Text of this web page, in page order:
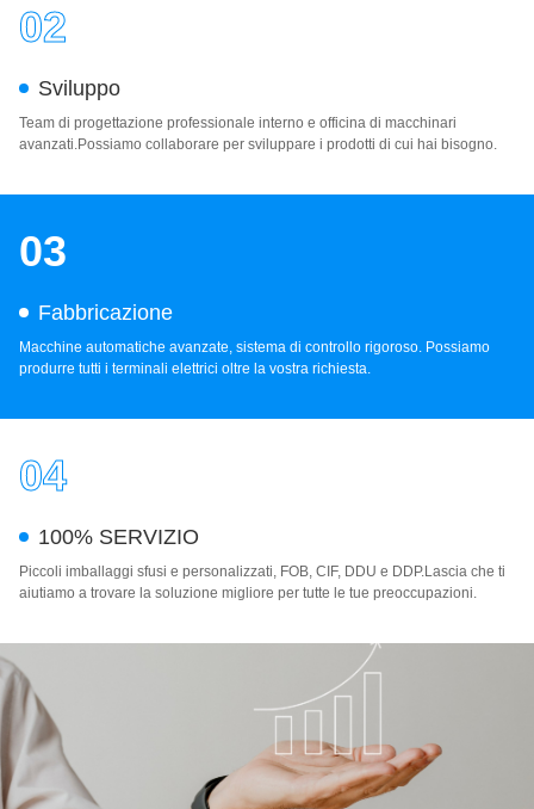
02
Sviluppo
Team di progettazione professionale interno e officina di macchinari
avanzati.Possiamo collaborare per sviluppare i prodotti di cui hai bisogno.
03
Fabbricazione
Macchine automatiche avanzate, sistema di controllo rigoroso. Possiamo
produrre tutti i terminali elettrici oltre la vostra richiesta.
04
100% SERVIZIO
Piccoli imballaggi sfusi e personalizzati, FOB, CIF, DDU e DDP.Lascia che ti
aiutiamo a trovare la soluzione migliore per tutte le tue preoccupazioni.